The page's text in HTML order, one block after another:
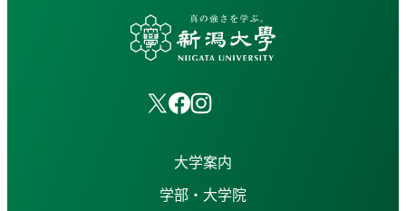
大学案内
学部・大学院